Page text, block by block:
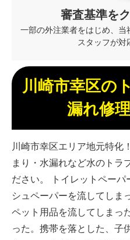
審査基準を
一部の外注業者をはじめ、当
スタッフが対
川崎市幸区の
漏れ修
川崎市幸区エリア地元特化
まり・水漏れなど水のトラ
ださい。 トイレットペーパ
シュペーパーを流してしま
ペット用品を流してしまっ
った。携帯を落とした、子